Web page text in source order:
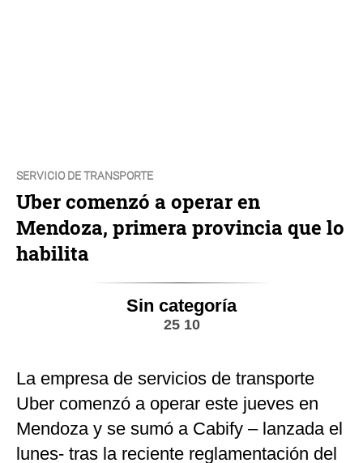
SERVICIO DE TRANSPORTE
Uber comenzó a operar en
Mendoza, primera provincia que lo
habilita
Sin categoría
25 10
La empresa de servicios de transporte
Uber comenzó a operar este jueves en
Mendoza y se sumó a Cabify – lanzada el
lunes- tras la reciente reglamentación del